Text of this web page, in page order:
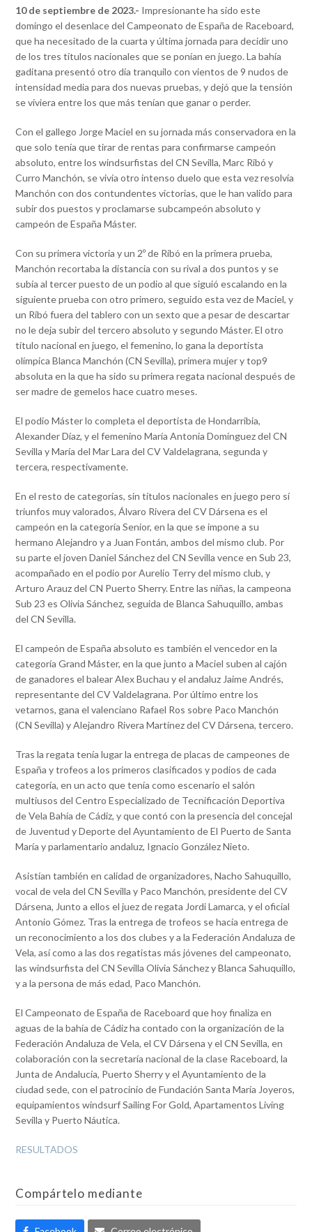
10 de septiembre de 2023.- Impresionante ha sido este
domingo el desenlace del Campeonato de España de Raceboard,
que ha necesitado de la cuarta y última jornada para decidir uno
de los tres títulos nacionales que se ponían en juego. La bahía
gaditana presentó otro día tranquilo con vientos de 9 nudos de
intensidad media para dos nuevas pruebas, y dejó que la tensión
se viviera entre los que más tenían que ganar o perder.
Con el gallego Jorge Maciel en su jornada más conservadora en la
que solo tenía que tirar de rentas para confirmarse campeón
absoluto, entre los windsurfistas del CN Sevilla, Marc Ribó y
Curro Manchón, se vivía otro intenso duelo que esta vez resolvía
Manchón con dos contundentes victorias, que le han valido para
subir dos puestos y proclamarse subcampeón absoluto y
campeón de España Máster.
Con su primera victoria y un 2º de Ribó en la primera prueba,
Manchón recortaba la distancia con su rival a dos puntos y se
subía al tercer puesto de un podio al que siguió escalando en la
siguiente prueba con otro primero, seguido esta vez de Maciel, y
un Ribó fuera del tablero con un sexto que a pesar de descartar
no le deja subir del tercero absoluto y segundo Máster. El otro
título nacional en juego, el femenino, lo gana la deportista
olímpica Blanca Manchón (CN Sevilla), primera mujer y top9
absoluta en la que ha sido su primera regata nacional después de
ser madre de gemelos hace cuatro meses.
El podio Máster lo completa el deportista de Hondarribia,
Alexander Díaz, y el femenino María Antonia Domínguez del CN
Sevilla y María del Mar Lara del CV Valdelagrana, segunda y
tercera, respectivamente.
En el resto de categorías, sin títulos nacionales en juego pero sí
triunfos muy valorados, Álvaro Rivera del CV Dársena es el
campeón en la categoría Senior, en la que se impone a su
hermano Alejandro y a Juan Fontán, ambos del mismo club. Por
su parte el joven Daniel Sánchez del CN Sevilla vence en Sub 23,
acompañado en el podio por Aurelio Terry del mismo club, y
Arturo Arauz del CN Puerto Sherry. Entre las niñas, la campeona
Sub 23 es Olivia Sánchez, seguida de Blanca Sahuquillo, ambas
del CN Sevilla.
El campeón de España absoluto es también el vencedor en la
categoría Grand Máster, en la que junto a Maciel suben al cajón
de ganadores el balear Alex Buchau y el andaluz Jaime Andrés,
representante del CV Valdelagrana. Por último entre los
vetarnos, gana el valenciano Rafael Ros sobre Paco Manchón
(CN Sevilla) y Alejandro Rivera Martínez del CV Dársena, tercero.
Tras la regata tenía lugar la entrega de placas de campeones de
España y trofeos a los primeros clasificados y podios de cada
categoría, en un acto que tenía como escenario el salón
multiusos del Centro Especializado de Tecnificación Deportiva
de Vela Bahía de Cádiz, y que contó con la presencia del concejal
de Juventud y Deporte del Ayuntamiento de El Puerto de Santa
María y parlamentario andaluz, Ignacio González Nieto.
Asistían también en calidad de organizadores, Nacho Sahuquillo,
vocal de vela del CN Sevilla y Paco Manchón, presidente del CV
Dársena, Junto a ellos el juez de regata Jordi Lamarca, y el oficial
Antonio Gómez. Tras la entrega de trofeos se hacía entrega de
un reconocimiento a los dos clubes y a la Federación Andaluza de
Vela, así como a las dos regatistas más jóvenes del campeonato,
las windsurfista del CN Sevilla Olivia Sánchez y Blanca Sahuquillo,
y a la persona de más edad, Paco Manchón.
El Campeonato de España de Raceboard que hoy finaliza en
aguas de la bahía de Cádiz ha contado con la organización de la
Federación Andaluza de Vela, el CV Dársena y el CN Sevilla, en
colaboración con la secretaría nacional de la clase Raceboard, la
Junta de Andalucía, Puerto Sherry y el Ayuntamiento de la
ciudad sede, con el patrocinio de Fundación Santa María Joyeros,
equipamientos windsurf Sailing For Gold, Apartamentos Living
Sevilla y Puerto Náutica.
RESULTADOS
Compártelo mediante